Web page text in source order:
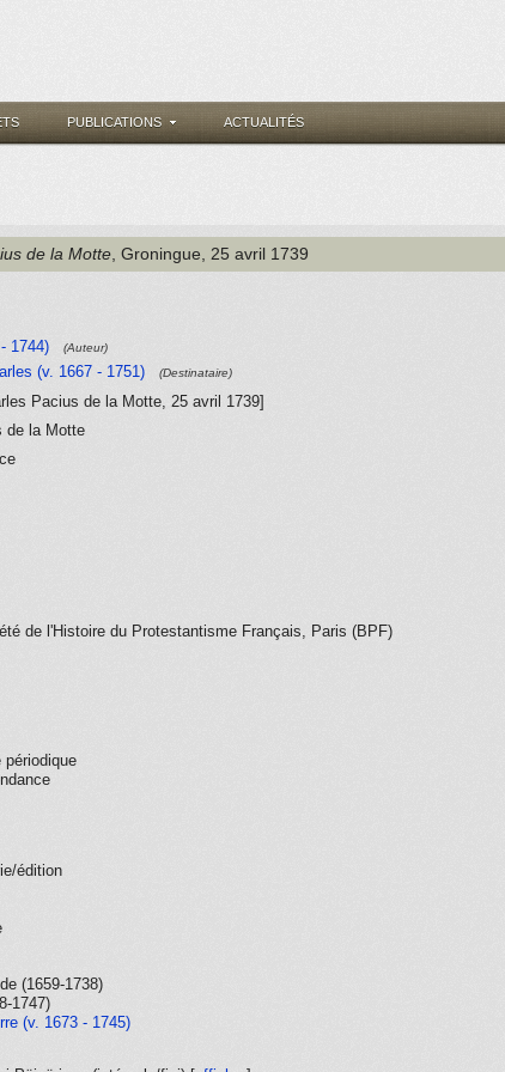
PUBLICATIONS ACTUALITÉS
de la Motte , Groningue , 25 avril 1739
1744) (Auteur)
(v. 1667 - 1751) (Destinataire)
Pacius de la Motte, 25 avril 1739]
de la Motte
de l'Histoire du Protestantisme Français, Paris (BPF)
périodique
édition
(1659-1738)
1747)
(v. 1673 - 1745)